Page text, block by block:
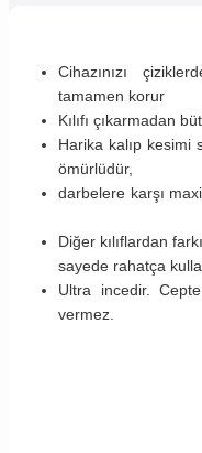
Cihazınızı
tamamen korur
Kılıfı çıkarmadan
Harika kalıp kesimi
ömürlüdür,
darbelere karşı
Diğer kılıflardan
sayede rahatça
Ultra incedir.
vermez.